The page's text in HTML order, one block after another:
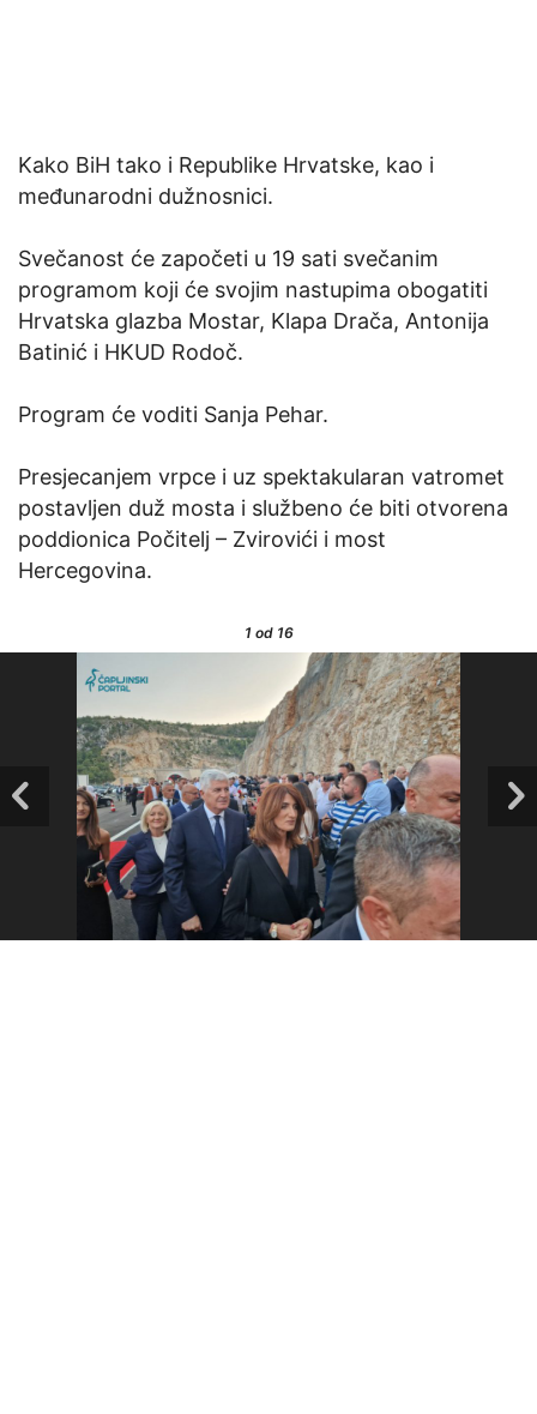
Kako BiH tako i Republike Hrvatske, kao i
međunarodni dužnosnici.
Svečanost će započeti u 19 sati svečanim
programom koji će svojim nastupima obogatiti
Hrvatska glazba Mostar, Klapa Drača, Antonija
Batinić i HKUD Rodoč.
Program će voditi Sanja Pehar.
Presjecanjem vrpce i uz spektakularan vatromet
postavljen duž mosta i službeno će biti otvorena
poddionica Počitelj – Zvirovići i most
Hercegovina.
1od 16